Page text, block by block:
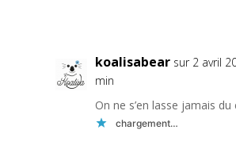
koalisabear sur 2 avril
min
On ne s’en lasse jamais
chargement…